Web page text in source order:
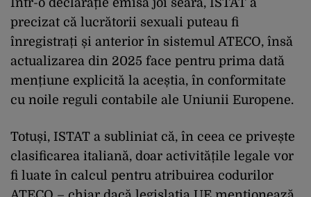
precizat că lucrătorii sexuali puteau fi
înregistrați și anterior în sistemul ATECO, însă
actualizarea din 2025 face pentru prima dată
mențiune explicită la aceștia, în conformitate
cu noile reguli contabile ale Uniunii Europene.
Totuși, ISTAT a subliniat că, în ceea ce privește
clasificarea italiană, doar activitățile legale vor
fi luate în calcul pentru atribuirea codurilor